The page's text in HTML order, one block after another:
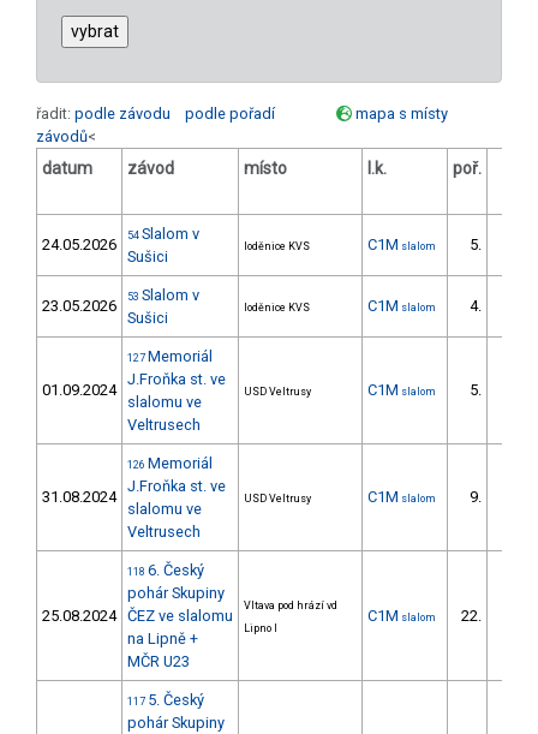
řadit: podle závodu podle pořadí
mapa s místy
závodů<
datum závod místo l.k. poř.
24.05.2026 54 Slalom v
Sušici
loděnice KVS C1M slalom 5.
23.05.2026 53 Slalom v
Sušici
loděnice KVS C1M slalom 4.
01.09.2024
127 Memoriál
J.Froňka st. ve
slalomu ve
Veltrusech
USD Veltrusy C1M slalom 5.
31.08.2024
126 Memoriál
J.Froňka st. ve
slalomu ve
Veltrusech
USD Veltrusy C1M slalom 9.
25.08.2024
118 6. Český
pohár Skupiny
ČEZ ve slalomu
na Lipně +
MČR U23
Vltava pod hrází vd
Lipno I
C1M slalom 22.
117 5. Český
pohár Skupiny